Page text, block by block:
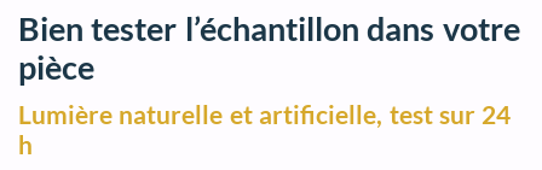
Bien tester l’échantillon dans votre
pièce
Lumière naturelle et artificielle, test sur 24
h